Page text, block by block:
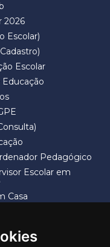
2026
Escolar)
Escolar
Pedagógico
Escolar em
Casa